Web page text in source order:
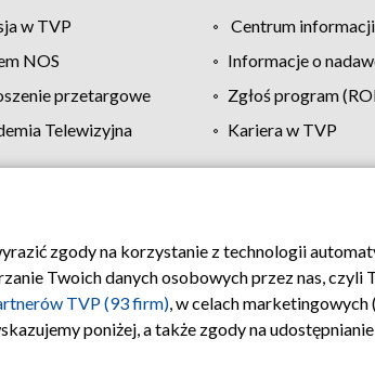
w TVP Centrum
NOS Informacje o
przetargowe Zgłoś program
Telewizyjna Kariera w TVP
TVP Polityka prywatności Moje zgody
zgody na korzystanie z technologii
Twoich danych osobowych przez nas, czyli
TVP (93 firm), w celach
poniżej, a także zgody na